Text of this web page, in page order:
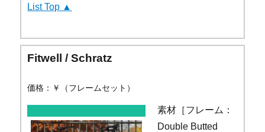
List Top ▲
Fitwell / Schratz
価格：￥（フレームセット）
素材［フレーム：
Double Butted